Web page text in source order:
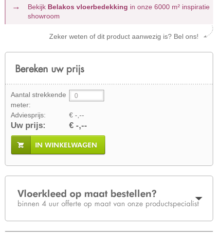
Bekijk Belakos vloerbedekking in onze 6000 m² inspiratie
showroom
Zeker weten of dit product aanwezig is? Bel ons!
Bereken uw prijs
Aantal strekkende
meter:
Adviesprijs:
€ -,--
Uw prijs: € -,--
IN WINKELWAGEN
Vloerkleed op maat bestellen?
binnen 4 uur offerte op maat van onze productspecialist